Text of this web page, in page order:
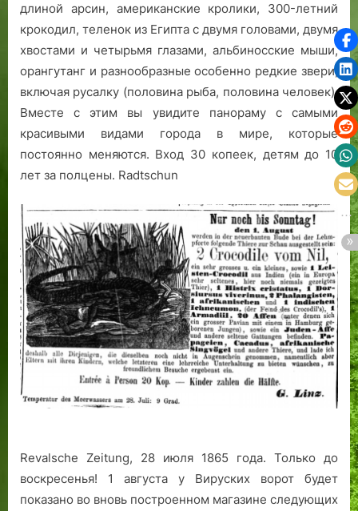
длиной арсин, американские кролики, 300-летний
крокодил, теленок из Египта с двумя головами, двумя
хвостами и четырьмя глазами, альбиносские мыши,
орангутанг и разнообразные особенно редкие звери,
включая русалку (половина рыба, половина человек).
Вместе с этим вы увидите панораму с самыми
красивыми видами города в мире, которые
постоянно меняются. Вход 30 копеек, детям до 10
лет за полцены. Radtschun
Revalsche Zeitung, 28 июля 1865 года. Только до
воскресенья! 1 августа у Вируских ворот будет
показано во вновь построенном магазине следующих